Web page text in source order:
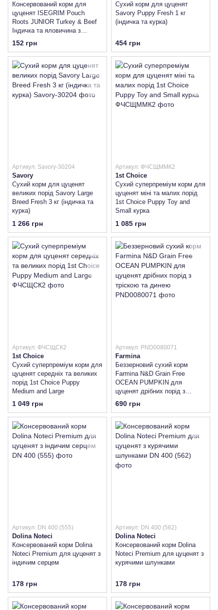
Консервований корм для
цуценят ISEGRIM Pouch
Roots JUNIOR Turkey & Beef
Індичка та яловичина з
бататом, лососевим жиром,
травами
152 грн
Сухий корм для цуценят
Savory Puppy Fresh 1 кг
(індичка та курка)
454 грн
Артикул: Savory-30204
Savory
Сухий корм для цуценят
великих порід Savory Large
Breed Fresh 3 кг (індичка та
курка)
1 266 грн
Артикул: ФЧСЩММК2
1st Choice
Сухий суперпреміум корм для
цуценят міні та малих порід
1st Choice Puppy Toy and
Small курка
1 085 грн
Артикул: ФЧСЩСК2
1st Choice
Сухий суперпреміум корм для
цуценят середніх та великих
порід 1st Choice Puppy
Medium and Large
1 049 грн
Артикул: PND0080071
Farmina
Беззерновий сухий корм
Farmina N&D Grain Free
OCEAN PUMPKIN для
цуценят дрібних порід з
тріскою та динею
690 грн
Артикул: DN 400 (555)
Dolina Noteci
Консервований корм Dolina
Noteci Premium для цуценят з
індичим серцем
178 грн
Артикул: DN 400 (562)
Dolina Noteci
Консервований корм Dolina
Noteci Premium для цуценят з
курячими шлунками
178 грн